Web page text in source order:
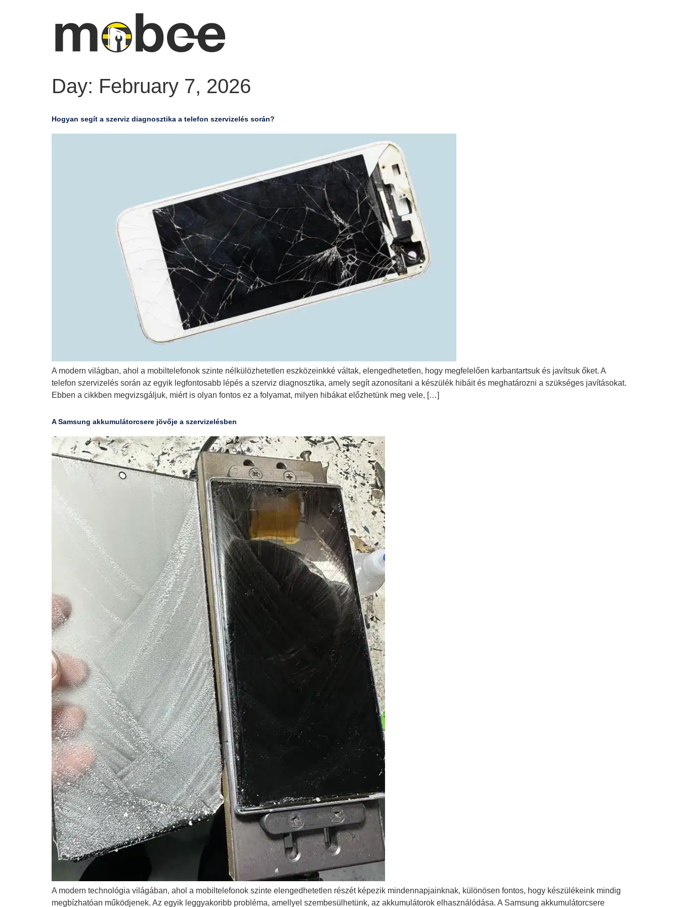
Day: February 7, 2026
Hogyan segít a szerviz diagnosztika a telefon szervizelés során?
A modern világban, ahol a mobiltelefonok szinte nélkülözhetetlen eszközeinkké váltak, elengedhetetlen, hogy megfelelően karbantartsuk és javítsuk őket. A
telefon szervizelés során az egyik legfontosabb lépés a szerviz diagnosztika, amely segít azonosítani a készülék hibáit és meghatározni a szükséges javításokat.
Ebben a cikkben megvizsgáljuk, miért is olyan fontos ez a folyamat, milyen hibákat előzhetünk meg vele, […]
A Samsung akkumulátorcsere jövője a szervizelésben
A modern technológia világában, ahol a mobiltelefonok szinte elengedhetetlen részét képezik mindennapjainknak, különösen fontos, hogy készülékeink mindig
megbízhatóan működjenek. Az egyik leggyakoribb probléma, amellyel szembesülhetünk, az akkumulátorok elhasználódása. A Samsung akkumulátorcsere